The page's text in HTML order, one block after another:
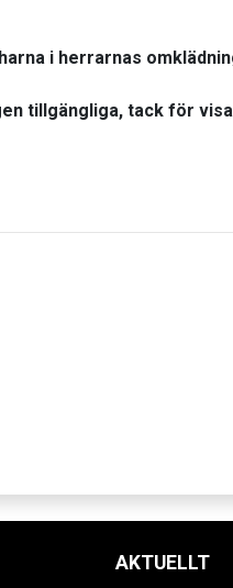
i herrarnas
tillgängliga, tack för
AKTUELLT